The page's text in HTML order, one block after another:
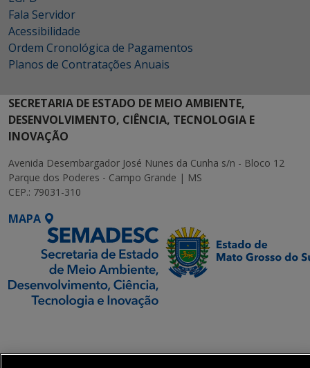
Fala Servidor
Acessibilidade
Ordem Cronológica de Pagamentos
Planos de Contratações Anuais
SECRETARIA DE ESTADO DE MEIO AMBIENTE,
DESENVOLVIMENTO, CIÊNCIA, TECNOLOGIA E
INOVAÇÃO
Avenida Desembargador José Nunes da Cunha s/n - Bloco 12
Parque dos Poderes - Campo Grande | MS
CEP.: 79031-310
MAPA
Transformação Digital